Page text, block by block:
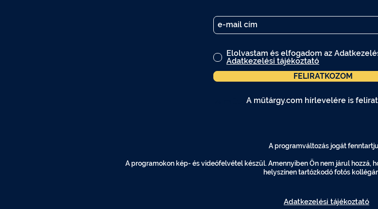
Elolvastam és elfogadom az
Adatkezelési tájékoztató
FELIRATKOZOM
A műtárgy.com hírlevelére is
A műtárgy.com hírlevelére is
A programváltozás jogát
A programokon kép- és videófelvétel készül. Amennyiben Ön nem járul hozzá,
helyszínen tartózkodó fotós
Adatkezelési tájékoztató